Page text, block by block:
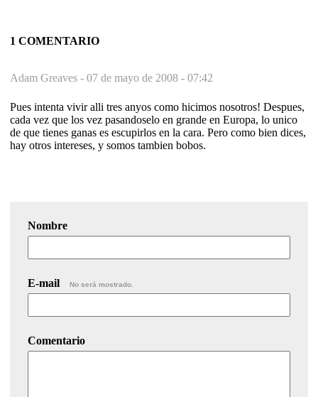
1 COMENTARIO
Adam Greaves - 07 de mayo de 2008 - 07:42
Pues intenta vivir alli tres anyos como hicimos nosotros! Despues,
cada vez que los vez pasandoselo en grande en Europa, lo unico
de que tienes ganas es escupirlos en la cara. Pero como bien dices,
hay otros intereses, y somos tambien bobos.
Nombre
E-mail No será mostrado.
Comentario